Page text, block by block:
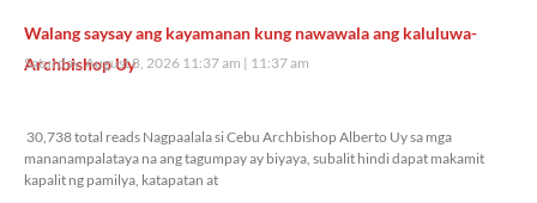
Walang saysay ang kayamanan kung nawawala ang kaluluwa-
Archbishop Uy
Saturday, August 8, 2026 11:37 am 11:37 am
30,738 total reads Nagpaalala si Cebu Archbishop Alberto Uy sa mga
mananampalataya na ang tagumpay ay biyaya, subalit hindi dapat makamit
kapalit ng pamilya, katapatan at